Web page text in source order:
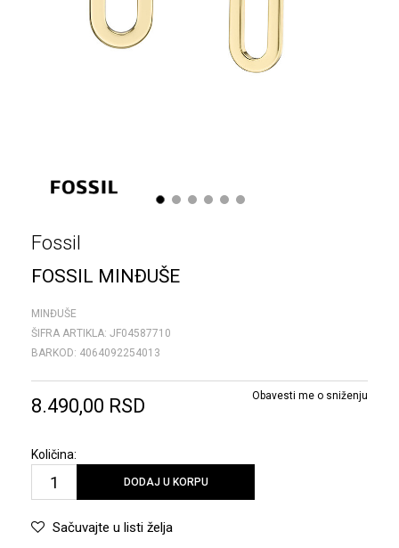
1 2 3 4 5 6
Fossil
FOSSIL MINĐUŠE
MINĐUŠE
ŠIFRA ARTIKLA: JF04587710
BARKOD: 4064092254013
8.490,00 RSD Obavesti me o sniženju
Količina:
DODAJ U KORPU
Sačuvajte u listi želja